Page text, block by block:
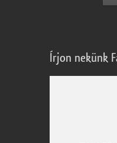
Írjon nekünk